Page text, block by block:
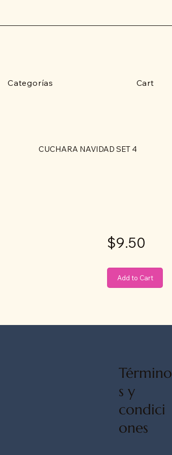
Categorías Cart
Add to Cart
CUCHARA NAVIDAD SET 4
$9.50
Término
s y
condici
ones